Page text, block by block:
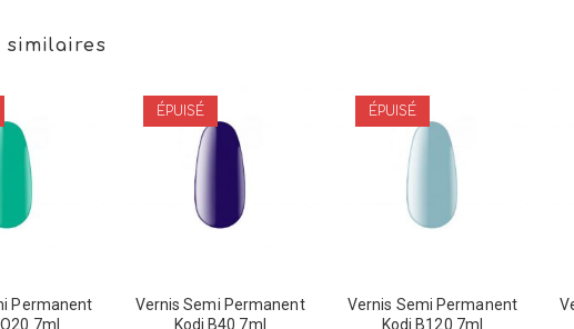
similaires
Permanent
7ml
ÉPUISÉ
Vernis Semi Permanent
Kodi B40 7ml
ÉPUISÉ
Vernis Semi Permanent
Kodi B120 7ml